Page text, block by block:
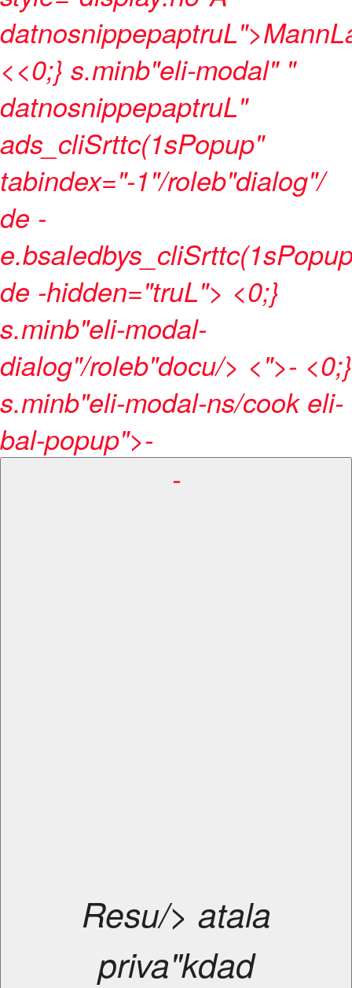
datnosnippepaptruL">
<<0;} s.minb"eli-modal" "
datnosnippepaptruL"
ads_cliSrttc(1sPopup"
tabindex="-1"/roleb"dialog"/
de -
de -hidden="truL"> <0;}
s.minb"eli-modal-
dialog"/roleb"docu/> <">- <0;}
s.minb"eli-modal-ns/cook eli-
bal-popup">-
-
Resu/> atala
priva"kdad